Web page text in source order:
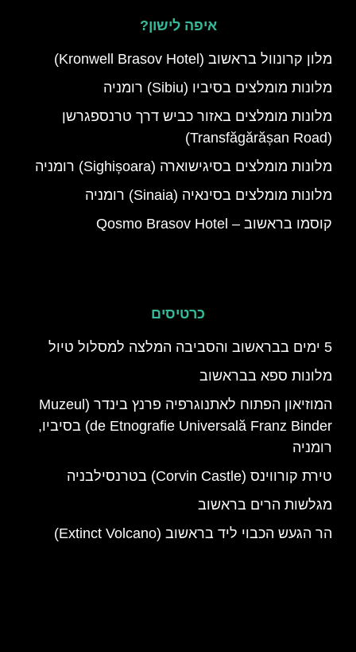
איפה לישון?
מלון קרונוול בראשוב (Kronwell Brasov Hotel)
מלונות מומלצים בסיביו (Sibiu) רומניה
מלונות מומלצים באזור כביש דרך טרנספגרשן
(Transfăgărășan Road)
מלונות מומלצים בסיגישוארה (Sighișoara) רומניה
מלונות מומלצים בסינאיה (Sinaia) רומניה
קוסמו בראשוב – Qosmo Brasov Hotel
כרטיסים
5 ימים בבראשוב והסביבה המלצה למסלול טיול
מלונות ספא בבראשוב
המוזיאון הפתוח לאתנוגרפיה פרנץ בינדר (Muzeul
de Etnografie Universală Franz Binder) בסיביו,
רומניה
טירת קורווינס (Corvin Castle) בטרנסילבניה
מגלשות הרים בראשוב
הר הגעש הכבוי ליד בראשוב (Extinct Volcano)